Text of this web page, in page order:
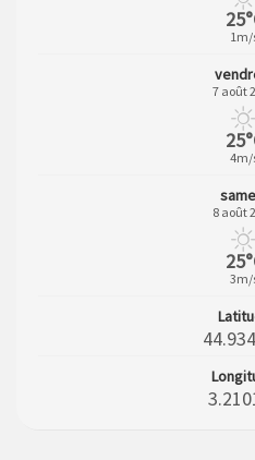
1m/
7 août
4m/
8 août
3m/